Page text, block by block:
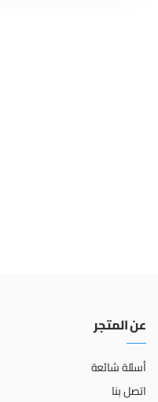
عن المتجر
أسئلة شائعة
اتصل بنا